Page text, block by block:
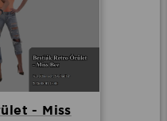
- Miss